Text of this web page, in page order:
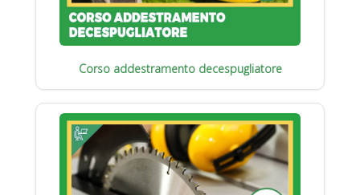
Corso addestramento decespugliatore